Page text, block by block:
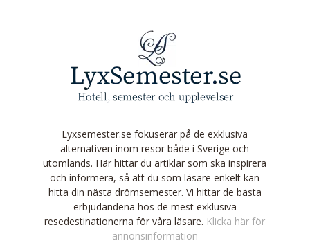
Lyxsemester.se fokuserar på de exklusiva
alternativen inom resor både i Sverige och
utomlands. Här hittar du artiklar som ska inspirera
och informera, så att du som läsare enkelt kan
hitta din nästa drömsemester. Vi hittar de bästa
erbjudandena hos de mest exklusiva
resedestinationerna för våra läsare. Klicka här för
annonsinformation